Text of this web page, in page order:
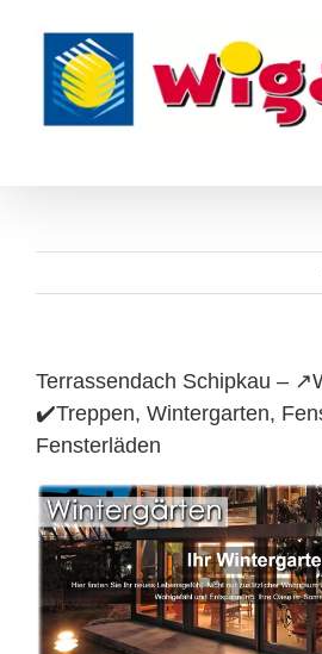
content
Terrassendach Schipkau –
✔️Treppen, Wintergarten,
Fensterläden